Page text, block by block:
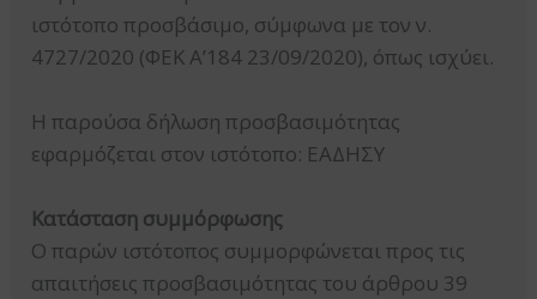
ιστότοπο προσβάσιμο, σύμφωνα με τον ν.
4727/2020 (ΦΕΚ Α’184 23/09/2020), όπως ισχύει.
Η παρούσα δήλωση προσβασιμότητας
εφαρμόζεται στον ιστότοπο: ΕΑΔΗΣΥ
Κατάσταση συμμόρφωσης
Ο παρών ιστότοπος συμμορφώνεται προς τις
απαιτήσεις προσβασιμότητας του άρθρου 39